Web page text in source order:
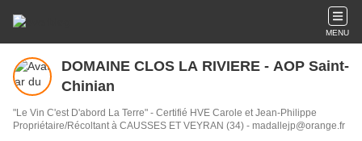
MENU
DOMAINE CLOS LA RIVIERE - AOP Saint-
Chinian
"Le Vin C'est D'abord La Terre" - Certifié HVE Carole et Jean-Philippe
Propriétaire/Récoltant à CAUSSES ET VEYRAN (34) - madallejp@orange.fr